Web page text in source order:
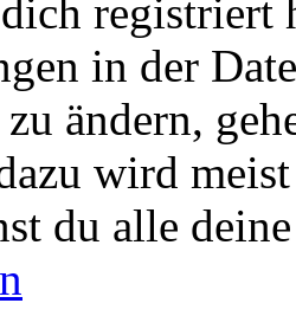
registriert
in der
ändern,
wird
du alle